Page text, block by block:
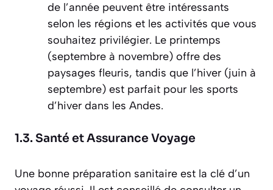
de l’année peuvent être intéressants
selon les régions et les activités que vous
souhaitez privilégier. Le printemps
(septembre à novembre) offre des
paysages fleuris, tandis que l’hiver (juin à
septembre) est parfait pour les sports
d’hiver dans les Andes.
1.3. Santé et Assurance Voyage
Une bonne préparation sanitaire est la clé d’un